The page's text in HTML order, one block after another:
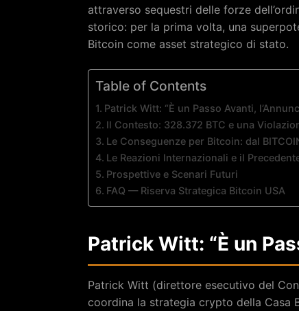
attraverso sequestri delle forze
storico: per la prima volta, una
Bitcoin come asset strategico di stato.
Table of Contents
Patrick Witt: “È un Passo Avanti,
Il Contesto: 328.372 BTC e una
Le Conseguenze per Bitcoin: dal
Le Reazioni Internazionali e il
Prospettive e Scenari Futuri
FAQ — Riserva Strategica Bitcoin USA
Patrick Witt: “È un
Patrick Witt (direttore esecutivo del
coordina la strategia crypto della Casa